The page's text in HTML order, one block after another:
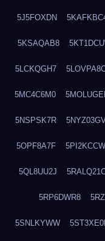
5J5FOXDN
5KSAQAB8
5LCKQGH7
5MC4C6M0
5NSPSK7R
5OPF8A7F 5PI2KCCW
5QL8UU2J
5RP6DWR8
5SNLKYWW